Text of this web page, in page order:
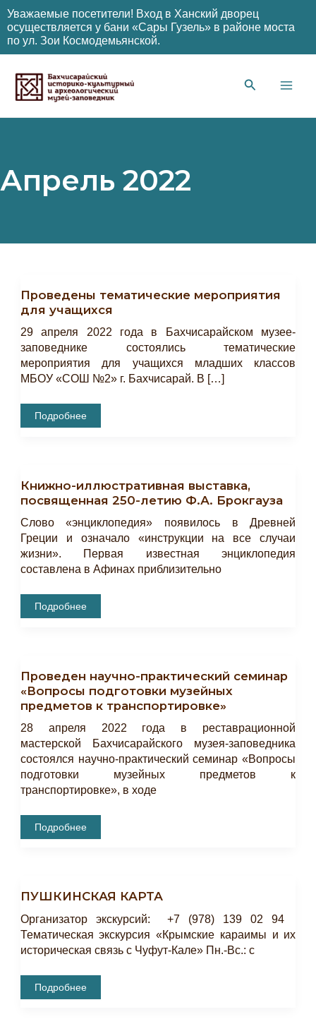
Уважаемые посетители! Вход в Ханский дворец
осуществляется у бани «Сары Гузель» в районе моста
по ул. Зои Космодемьянской.
содержимому
Апрель 2022
Проведены тематические мероприятия
для учащихся
29 апреля 2022 года в Бахчисарайском музее-
заповеднике состоялись тематические
мероприятия для учащихся младших классов
МБОУ «СОШ №2» г. Бахчисарай. В […]
Проведены
Тематические
Подробнее
Книжно-иллюстративная выставка,
посвященная 250-летию Ф.А. Брокгауза
Слово «энциклопедия» появилось в Древней
Греции и означало «инструкции на все случаи
жизни». Первая известная энциклопедия
составлена в Афинах приблизительно
Книжно-
Иллюстративная
Брокгауза
Подробнее
Проведен научно-практический семинар
«Вопросы подготовки музейных
предметов к транспортировке»
28 апреля 2022 года в реставрационной
мастерской Бахчисарайского музея-заповедника
состоялся научно-практический семинар «Вопросы
подготовки музейных предметов к
транспортировке», в ходе
Проведен
Научно-
Предметов
Транспортировке»
Подробнее
ПУШКИНСКАЯ КАРТА
Организатор экскурсий: +7 (978) 139 02 94
Тематическая экскурсия «Крымские караимы и их
историческая связь с Чуфут-Кале» Пн.-Вс.: с
ПУШКИНСКАЯ
КАРТА
Подробнее